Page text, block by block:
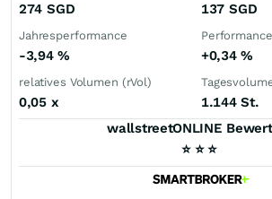
274 SGD 137 SGD
Jahresperformance
-3,94% +0,34%
relatives Volumen (rVol)
0,05 x
1.144 St.
wallstreetONLINE
⭐ ⭐ ⭐